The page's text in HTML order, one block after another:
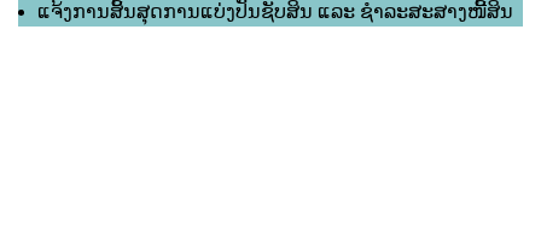
ແຈ້ງການສິ້ນສຸດການແບ່ງປັນຊັບສິນ ແລະ ຊຳລະສະສາງໜີ້ສິນ